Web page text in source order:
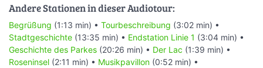
Andere Stationen in dieser Audiotour:
Begrüßung (1:13 min) • Tourbeschreibung (3:02 min) •
Stadtgeschichte (13:35 min) • Endstation Linie 1 (3:04 min) •
Geschichte des Parkes (20:26 min) • Der Lac (1:39 min) •
Roseninsel (2:11 min) • Musikpavillon (0:52 min) •